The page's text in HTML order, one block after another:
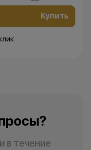
Купить
в течение